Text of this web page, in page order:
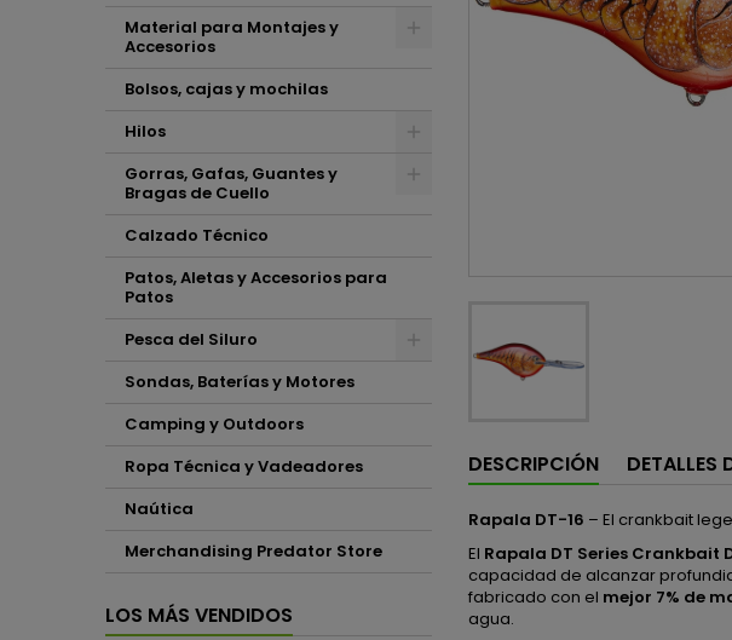
Material para Montajes y
Accesorios
Bolsos, cajas y mochilas
Hilos
Gorras, Gafas, Guantes y
Bragas de Cuello
Calzado Técnico
Patos, Aletas y Accesorios para
Patos
Pesca del Siluro
Sondas, Baterías y Motores
Camping y Outdoors
Ropa Técnica y Vadeadores
Naútica
Merchandising Predator Store
LOS MÁS VENDIDOS
DESCRIPCIÓN DETALLES
Rapala DT-16 – El crankbait
El Rapala DT Series Crankbait
capacidad de alcanzar
fabricado con el mejor 7% de
agua.